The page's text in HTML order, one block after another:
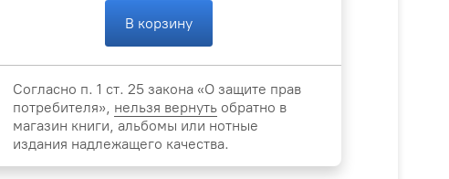
В корзину
Согласно п. 1 ст. 25 закона «О защите прав
потребителя», нельзя вернуть обратно в
магазин книги, альбомы или нотные
издания надлежащего качества.